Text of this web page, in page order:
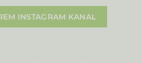
INSTAGRAM KANAL